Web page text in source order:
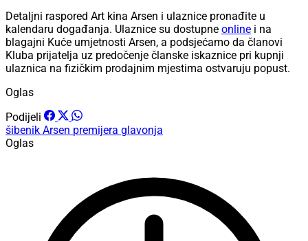
Detaljni raspored Art kina Arsen i ulaznice pronađite u
kalendaru događanja. Ulaznice su dostupne online i na
blagajni Kuće umjetnosti Arsen, a podsjećamo da članovi
Kluba prijatelja uz predočenje članske iskaznice pri kupnji
ulaznica na fizičkim prodajnim mjestima ostvaruju popust.
Oglas
Podijeli
šibenik Arsen premijera glavonja
Oglas